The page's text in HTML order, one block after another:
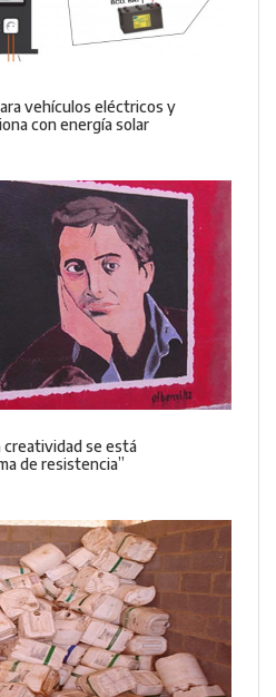
vehículos eléctricos y
con energía solar
creatividad se está
de resistencia”